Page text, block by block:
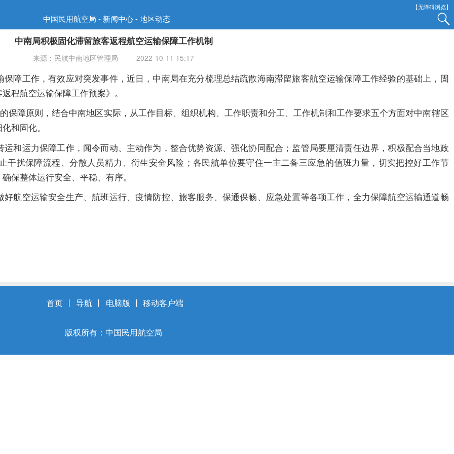
【无障碍浏览】
中国民用航空局 - 新闻中心 - 地区动态
中南局积极固化滞留旅客返程航空运输保障工作机制
来源：民航中南地区管理局 2022-10-11 15:17
障工作，有效应对突发事件，近日，中南局在充分梳理总结疏散海南滞留旅客航空运输保障工作经验的基础上，固
程航空运输保障工作预案》。
保障原则，结合中南地区实际， 从工作目标、组织机构、工作职责和分工、工作机制和工作要求五个方面对中南辖区
和固化。
和运力保障工作，闻令而动、主动作为，整合优势资源、强化协同配合； 监管局要厘清责任边界，积极配合当地政
干扰保障流程、分散人员精力、衍生安全风险；各民航单位要守住一主二备三应急的值班力量，切实把控好工作节
保整体运行安全、 平稳、 有序。
航空运输安全生产、航班运行、疫情防控、旅客服务、保通保畅、应急处置等各项工作，全力保障航空运输通道畅
首页 丨 导航 丨 电脑版 丨 移动客户端
版权所有：中国民用航空局